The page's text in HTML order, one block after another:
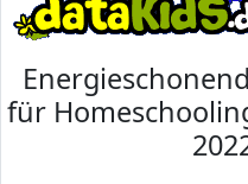
für